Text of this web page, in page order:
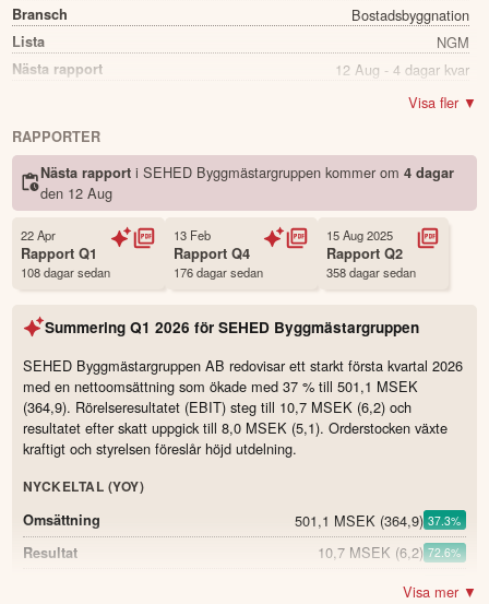
Bransch Bostadsbyggnation
Lista NGM
Nästa rapport 12 Aug - 4 dagar kvar
Ja
1.00
Namn SEHED Byggmästargruppen
Ticker
Status Noterad
Land
Första handelsdag
Antal ägare Avanza
Antal ägare Nordnet
Källa:Börsdata
Visa fler ▼
RAPPORTER
Nästa rapport i SEHED Byggmästargruppen kommer om 4 dagar
den 12 Aug
22 Apr
RapportQ1
108 dagar sedan
13 Feb
RapportQ4
176 dagar sedan
15 Aug 2025
RapportQ2
358 dagar sedan
Summering Q1 2026 för SEHED Byggmästargruppen
SEHED Byggmästargruppen AB redovisar ett starkt första kvartal 2026
med en nettoomsättning som ökade med 37 % till 501,1 MSEK
(364,9). Rörelseresultatet (EBIT) steg till 10,7 MSEK (6,2) och
resultatet efter skatt uppgick till 8,0 MSEK (5,1). Orderstocken växte
kraftigt och styrelsen föreslår höjd utdelning.
NYCKELTAL (YOY)
Omsättning
501,1 MSEK(364,9) 37.3%
Resultat 10,7 MSEK (6,2) 72.6%
(9,2)
Visa mer ▼